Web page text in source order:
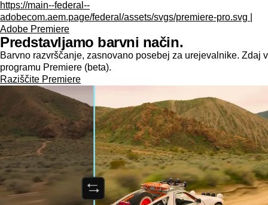
https://main--federal--
adobecom.aem.page/federal/assets/svgs/premiere-pro.svg |
Adobe Premiere
Predstavljamo barvni način.
Barvno razvrščanje, zasnovano posebej za urejevalnike. Zdaj v
programu Premiere (beta).
Raziščite Premiere